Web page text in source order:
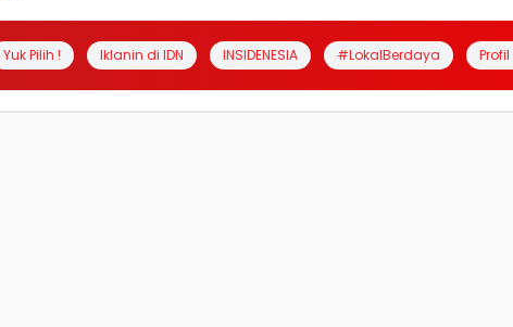
Yuk Pilih ! Iklanin di IDN INSIDENESIA #LokalBerdaya